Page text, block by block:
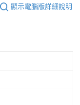
顯示電腦版詳細說明